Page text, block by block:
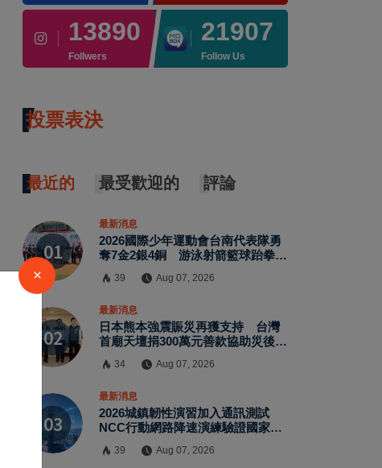
13890
Follwers
21907
Follow Us
投票表決
最近的 最受歡迎的 評論
最新消息
2026國際少年運動會台南代表隊勇
奪7金2銀4銅 游泳射箭籃球跆拳道
39 Aug 07, 2026
最新消息
日本熊本強震賑災再獲支持 台灣
首廟天壇捐300萬元善款協助災後復
34 Aug 07, 2026
最新消息
2026城鎮韌性演習加入通訊測試
NCC行動網路降速演練驗證國家通
39 Aug 07, 2026
×